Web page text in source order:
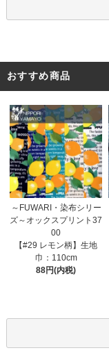
おすすめ商品
～FUWARI・染布シリー
ズ～オックスプリント37
00
【#29 レモン柄】生地
巾：110cm
88円(内税)